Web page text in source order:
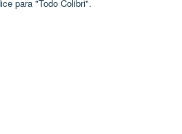
para "Todo Colibri".